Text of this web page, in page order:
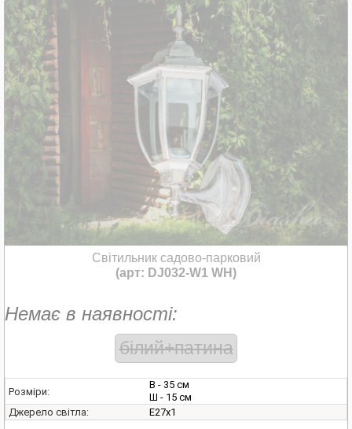
Світильник садово-парковий
(арт: DJ032-W1 WH)
Немає в наявності:
білий+патина
Розміри:
В - 35 см
Ш - 15 см
Джерело світла:
E27х1